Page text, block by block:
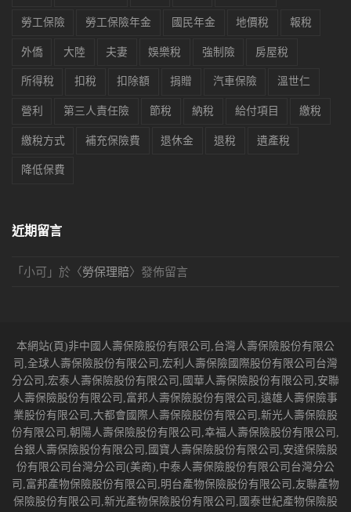
勞工保險 勞工保險年金 國民年金 地價稅 報稅
外僑 大陸 夫妻 娛樂稅 強制險 房屋稅
所得稅 扣稅 扣除額 捐贈 汽車保險 溫世仁
營利 第三人責任險 節稅 納稅 給付項目 繳稅
繳稅方式 補充保險費 退休金 退稅 遺產稅
降低保費
近期留言
「 小可 」於〈勞保理賠〉發佈留言
本網站(頁)非中國人壽保險股份有限公司,台灣人壽保險股份有限公
司,全球人壽保險股份有限公司,宏利人壽保險國際股份有限公司台灣
分公司,宏泰人壽保險股份有限公司,國華人壽保險股份有限公司,安聯
人壽保險股份有限公司,富邦人壽保險股份有限公司,遠雄人壽保險事
業股份有限公司,大都會國際人壽保險股份有限公司,新光人壽保險股
份有限公司,朝陽人壽保險股份有限公司,幸福人壽保險股份有限公司,
台銀人壽保險股份有限公司,國寶人壽保險股份有限公司,安達保險股
份有限公司台灣分公司(美商),中泰人壽保險股份有限公司台灣分公
司,富邦產物保險股份有限公司,明台產物保險股份有限公司,友聯產物
保險股份有限公司,新光產物保險股份有限公司,國泰世紀產物保險股